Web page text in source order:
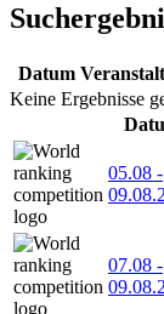
Datum
Keine Ergebnisse
05.08 -
07.08 -